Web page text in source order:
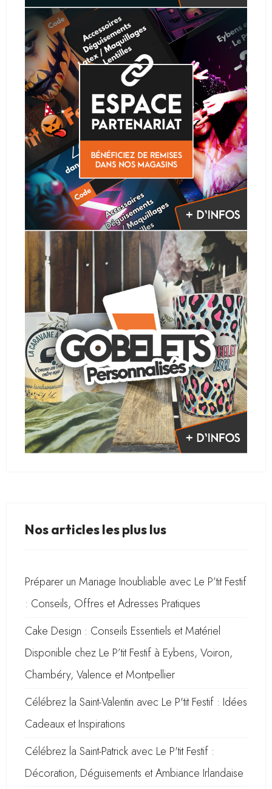
Nos articles les plus lus
Préparer un Mariage Inoubliable avec Le P’tit Festif
: Conseils, Offres et Adresses Pratiques
Cake Design : Conseils Essentiels et Matériel
Disponible chez Le P’tit Festif à Eybens, Voiron,
Chambéry, Valence et Montpellier
Célébrez la Saint-Valentin avec Le P'tit Festif : Idées
Cadeaux et Inspirations
Célébrez la Saint-Patrick avec Le P'tit Festif :
Décoration, Déguisements et Ambiance Irlandaise